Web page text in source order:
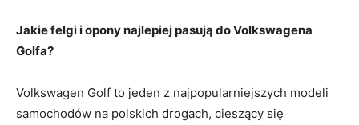
Jakie felgi i opony‍ najlepiej ‍pasują do Volkswagena
Golfa?
Volkswagen Golf ‍to jeden z najpopularniejszych modeli
samochodów ⁣na⁢ polskich drogach, cieszący się